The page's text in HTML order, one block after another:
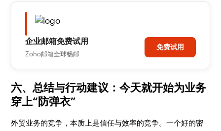
企业邮箱免费试用
Zoho邮箱全球畅邮
免费试用
六、总结与行动建议：今天就开始为业务
穿上“防弹衣”
外贸业务的竞争，本质上是信任与效率的竞争。一个好的密